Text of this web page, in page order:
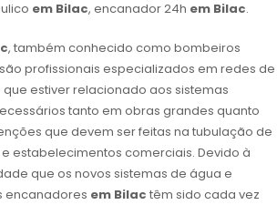
em Bilac, encanador 24h em Bilac.
, também conhecido como bombeiros
profissionais especializados em redes de
estiver relacionado aos sistemas
tanto em obras grandes quanto
que devem ser feitas na tubulação de
estabelecimentos comerciais. Devido à
que os novos sistemas de água e
encanadores em Bilac têm sido cada vez